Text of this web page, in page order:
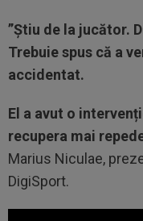
”Știu de la jucător.
Trebuie spus că a
accidentat.
El a avut o
recupera mai
Marius Niculae,
DigiSport.